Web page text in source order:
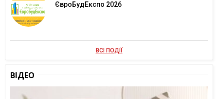
ЄвроБудЕкспо 2026
ВСІ ПОДІЇ
ВІДЕО